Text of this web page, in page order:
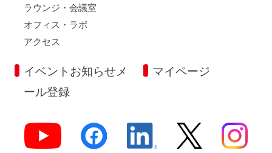
ラウンジ・会議室
オフィス・ラボ
アクセス
イベントお知らせメ
ール登録
マイページ